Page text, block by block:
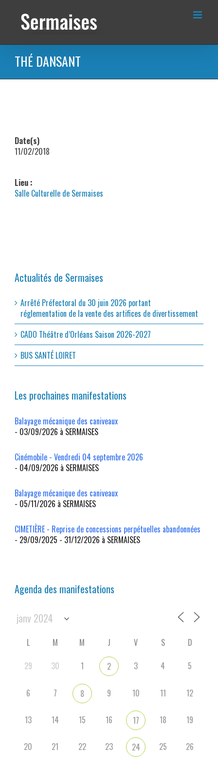
contenu
THÉ DANSANT
Date(s)
11/02/2018
Lieu :
Salle Culturelle de Sermaises
Actualités de Sermaises
Arrêté Préfectoral du 30 juin 2026 portant
réglementation de la vente des artifices de divertissement
CADO Théâtre d’Orléans Saison 2026-2027
BUS SANTÉ LOIRET
Les prochaines manifestations
Balayage mécanique des caniveaux
- 03/09/2026 à SERMAISES
Cinémobile - Vendredi 04 septembre 2026
- 04/09/2026 à SERMAISES
Balayage mécanique des caniveaux
- 05/11/2026 à SERMAISES
CIMETIÈRE - Reprise de concessions perpétuelles abandonnées
- 29/09/2025 - 31/12/2026 à SERMAISES
Agenda des manifestations
L M M J V S
D
29
30 1 2 3 4 5
6 7 8 9 10 11 12
13 14 15 16 17 18 19
20 21 22 23 24 25 26